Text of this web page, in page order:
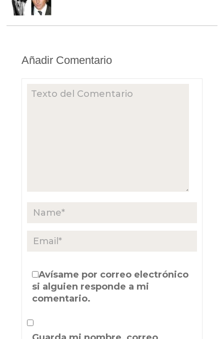
Añadir Comentario
Avísame por correo electrónico
si alguien responde a mi
comentario.